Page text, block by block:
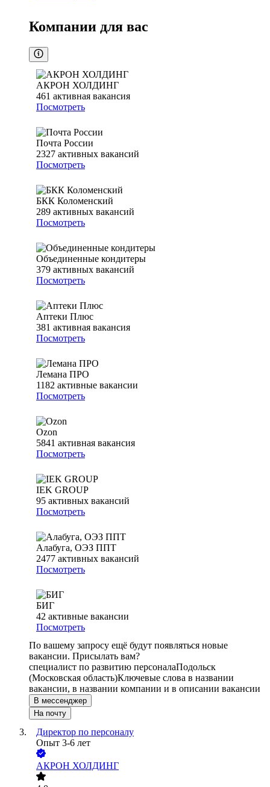
Компании для вас
АКРОН ХОЛДИНГ
461 активная вакансия
Посмотреть
Почта России
2327 активных вакансий
Посмотреть
БКК Коломенский
289 активных вакансий
Посмотреть
Объединенные кондитеры
379 активных вакансий
Посмотреть
Аптеки Плюс
381 активная вакансия
Посмотреть
Лемана ПРО
1182 активные вакансии
Посмотреть
Ozon
5841 активная вакансия
Посмотреть
IEK GROUP
95 активных вакансий
Посмотреть
Алабуга, ОЭЗ ППТ
2477 активных вакансий
Посмотреть
БИГ
42 активные вакансии
Посмотреть
По вашему запросу ещё будут появляться новые
вакансии. Присылать вам?
специалист по развитию персоналаПодольск
(Московская область)Ключевые слова в названии
вакансии, в названии компании и в описании вакансии
В мессенджер
На почту
Директор по персоналу
Опыт 3-6 лет
АКРОН ХОЛДИНГ